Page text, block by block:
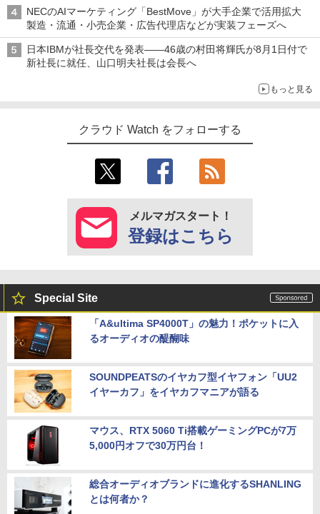
NECのAIマーケティング「BestMove」が大手企業で活用拡大
製造・流通・小売企業・広告代理店などが実装フェーズへ
日本IBMが社長交代を発表――46歳の村田将輝氏が8月1日付で
新社長に就任、山口明夫社長は会長へ
もっと見る
クラウド Watch をフォローする
メルマガスタート！
登録はこちら
Special Site
「A&ultima SP4000T」の魅力！ポケットに入
るオーディオの醍醐味
SOUNDPEATSのイヤカフ型イヤフォン「UU2
イヤーカフ」をイヤカフマニアが語る
マウス、RTX 5060 Ti搭載ゲーミングPCが7万
5,000円オフで30万円台！
総合オーディオブランドに進化するSHANLING
とは何者か？